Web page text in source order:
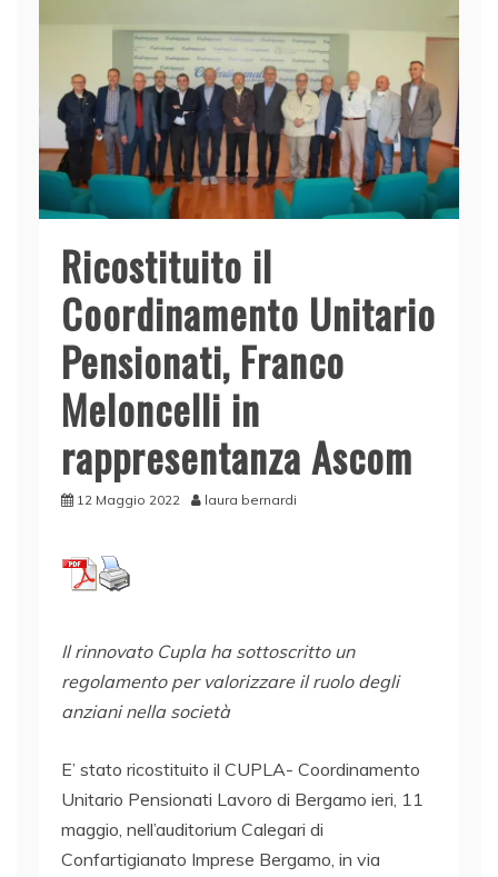
Ricostituito il
Coordinamento Unitario
Pensionati, Franco
Meloncelli in
rappresentanza Ascom
12 Maggio 2022 laura bernardi
Il rinnovato Cupla ha sottoscritto un
regolamento per valorizzare il ruolo degli
anziani nella società
E’ stato ricostituito il CUPLA- Coordinamento
Unitario Pensionati Lavoro di Bergamo ieri, 11
maggio, nell’auditorium Calegari di
Confartigianato Imprese Bergamo, in via